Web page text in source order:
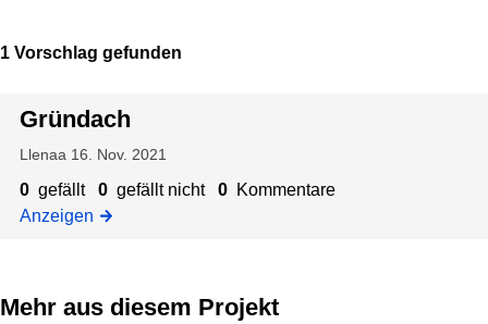
1 Vorschlag gefunden
Gründach
Llenaa 16. Nov. 2021
gefällt
0 gefällt nicht
0 Kommentare
0
Anzeigen
Mehr aus diesem Projekt